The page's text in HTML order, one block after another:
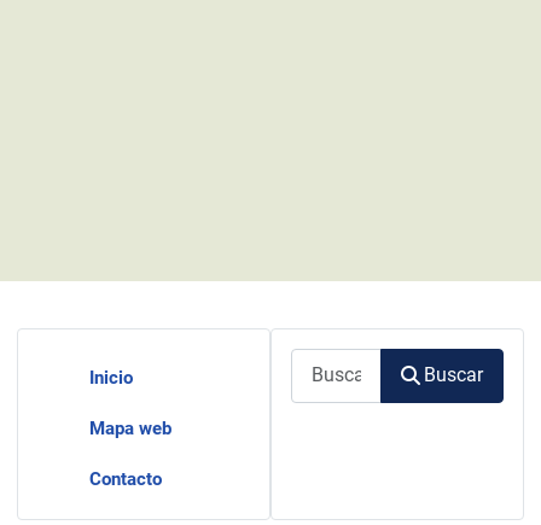
Inicio
Mapa web
Contacto
Buscar